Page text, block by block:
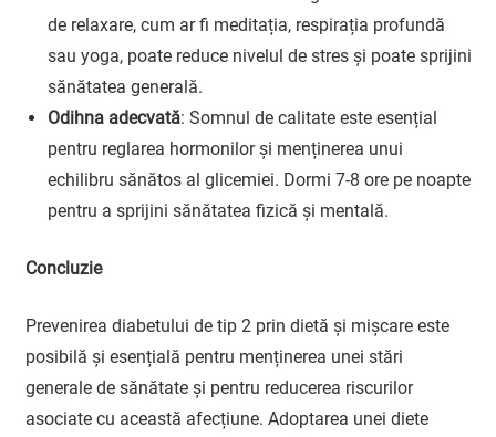
de relaxare, cum ar fi meditația, respirația profundă
sau yoga, poate reduce nivelul de stres și poate sprijini
sănătatea generală.
Odihna adecvată: Somnul de calitate este esențial
pentru reglarea hormonilor și menținerea unui
echilibru sănătos al glicemiei. Dormi 7-8 ore pe noapte
pentru a sprijini sănătatea fizică și mentală.
Concluzie
Prevenirea diabetului de tip 2 prin dietă și mișcare este
posibilă și esențială pentru menținerea unei stări
generale de sănătate și pentru reducerea riscurilor
asociate cu această afecțiune. Adoptarea unei diete